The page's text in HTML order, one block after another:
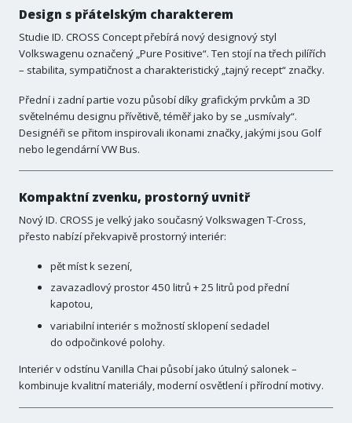
Design s přátelským charakterem
Studie ID. CROSS Concept přebírá nový designový styl
Volkswagenu označený „Pure Positive“. Ten stojí na třech pilířích
– stabilita, sympatičnost a charakteristický „tajný recept“ značky.
Přední i zadní partie vozu působí díky grafickým prvkům a 3D
světelnému designu přívětivě, téměř jako by se „usmívaly“.
Designéři se přitom inspirovali ikonami značky, jakými jsou Golf
nebo legendární VW Bus.
Kompaktní zvenku, prostorný uvnitř
Nový ID. CROSS je velký jako současný Volkswagen T-Cross,
přesto nabízí překvapivě prostorný interiér:
pět míst k sezení,
zavazadlový prostor 450 litrů + 25 litrů pod přední
kapotou,
variabilní interiér s možností sklopení sedadel
do odpočinkové polohy.
Interiér v odstínu Vanilla Chai působí jako útulný salonek –
kombinuje kvalitní materiály, moderní osvětlení i přírodní motivy.